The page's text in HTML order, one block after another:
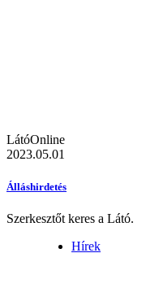
LátóOnline
2023.05.01
Álláshirdetés
Szerkesztőt keres a Látó.
Hírek